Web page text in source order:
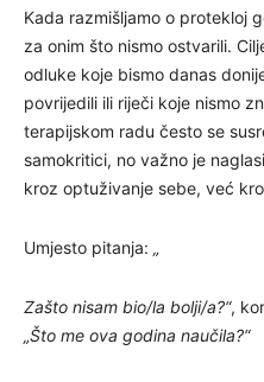
Kada razmišljamo o protekloj
za onim što nismo ostvarili.
odluke koje bismo danas
povrijedili ili riječi koje nismo
terapijskom radu često se
samokritici, no važno je
kroz optuživanje sebe, već
Umjesto pitanja: „
Zašto nisam bio/la bolji/a?“,
„Što me ova godina naučila?“